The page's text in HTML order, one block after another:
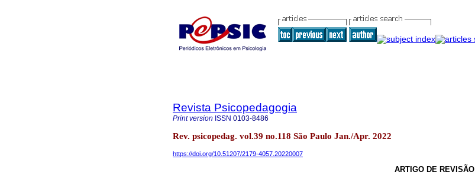
Revista Psicopedagogia
Print version ISSN 0103-8486
Rev. psicopedag. vol.39 no.118 São Paulo Jan./Apr. 2022
https://doi.org/10.51207/2179-4057.20220007
ARTIGO DE REVISÃO